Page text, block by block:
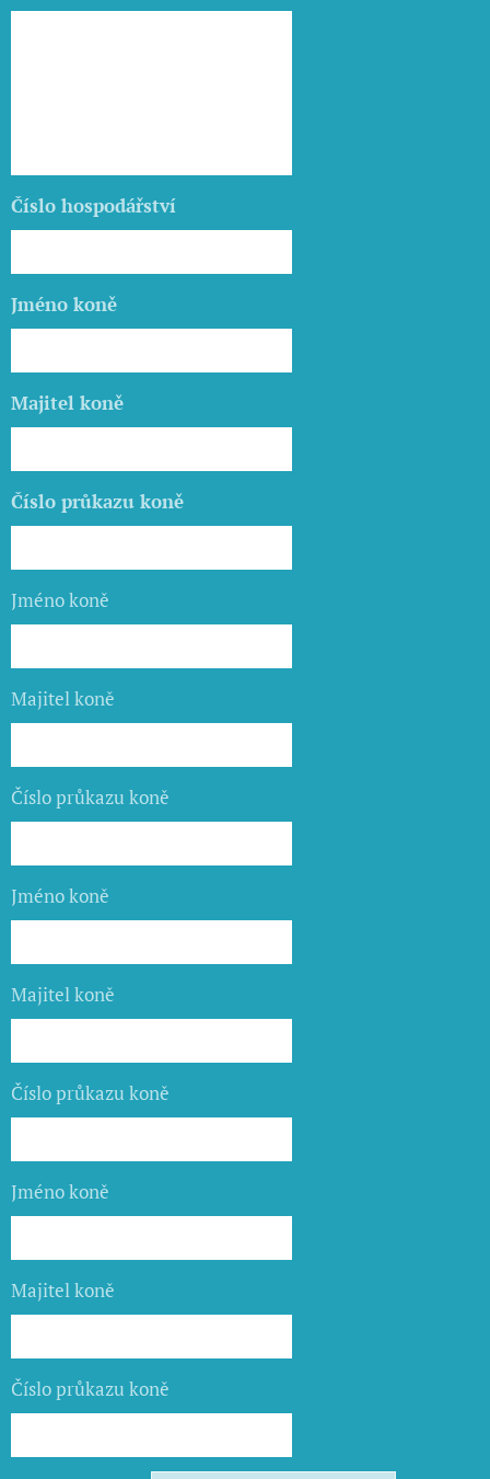
Číslo hospodářství
Jméno koně
Majitel koně
Číslo průkazu koně
Jméno koně
Majitel koně
Číslo průkazu koně
Jméno koně
Majitel koně
Číslo průkazu koně
Jméno koně
Majitel koně
Číslo průkazu koně